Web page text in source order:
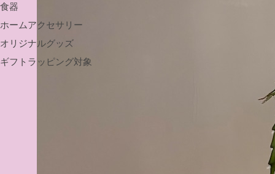
食器
ホームアクセサリー
オリジナルグッズ
ギフトラッピング対象